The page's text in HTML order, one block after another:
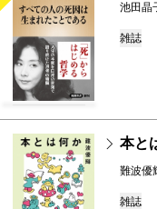
池田晶
雑誌
本と
難波優
雑誌